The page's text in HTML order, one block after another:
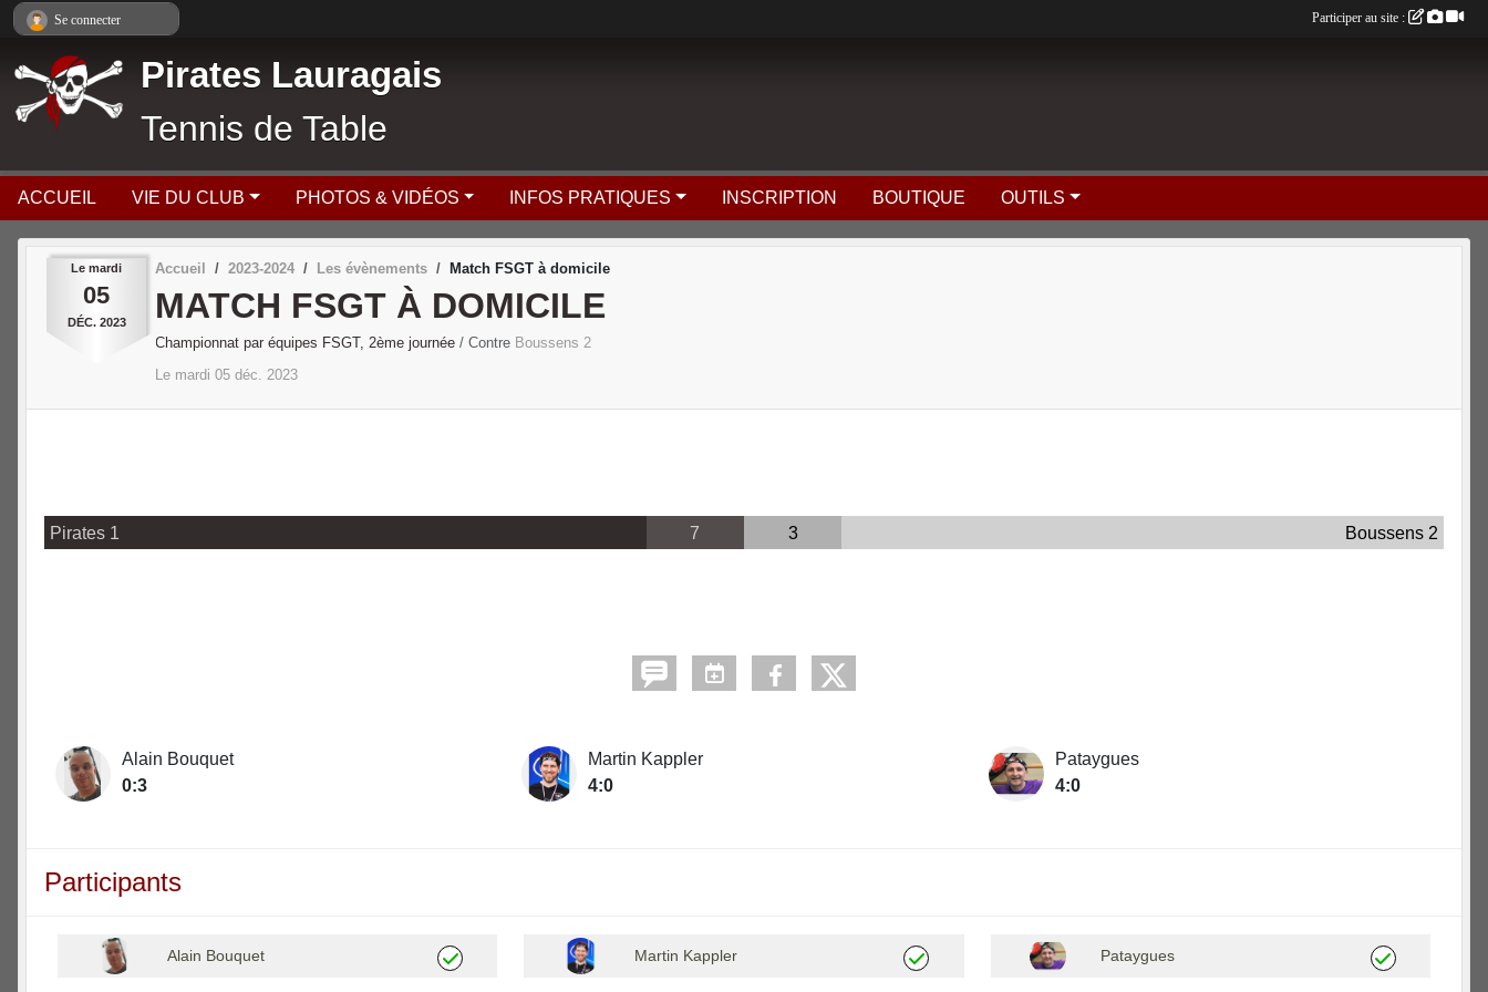
Pirates Lauragais
Tennis de Table
ACCUEIL VIE DU CLUB PHOTOS & VIDÉOS INFOS PRATIQUES INSCRIPTION BOUTIQUE OUTILS
Le mardi
05
DÉC. 2023
Accueil 2023-2024 Les évènements Match FSGT à domicile
MATCH FSGT À DOMICILE
Championnat par équipes FSGT, 2ème journée / Contre Boussens 2
Le mardi 05 déc. 2023
Pirates 1 7 3 Boussens 2
Alain Bouquet
0:3
Martin Kappler
4:0
Pataygues
4:0
Participants
Alain Bouquet Martin Kappler Pataygues
Se connecter Participer au site :
Panneau de gestion des cookies